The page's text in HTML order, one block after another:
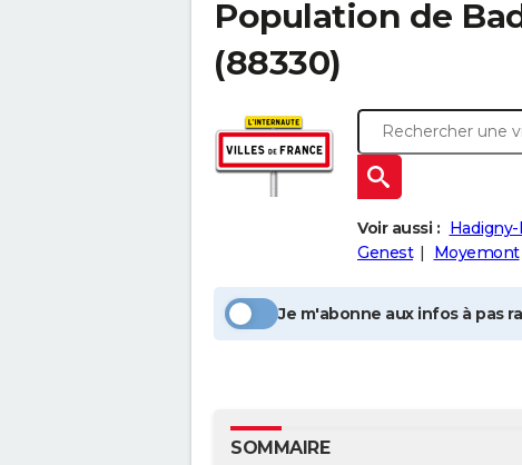
Population de
(88330)
Voir aussi :
Genest
Moyemont
Je m'abonne aux infos à pas
SOMMAIRE